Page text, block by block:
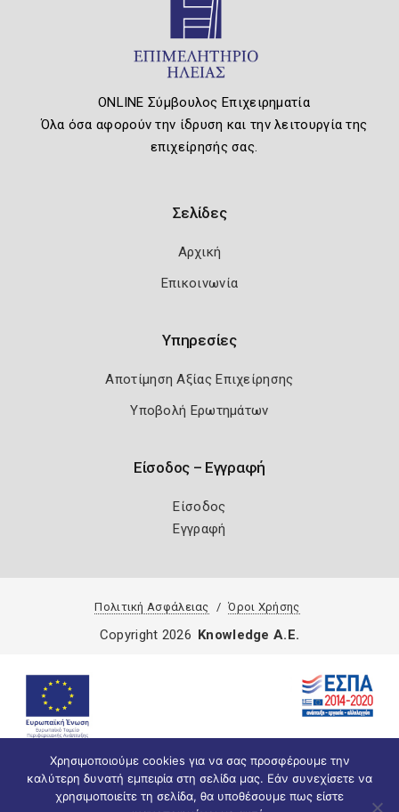
ONLINE Σύμβουλος Επιχειρηματία
Όλα όσα αφορούν την ίδρυση και την λειτουργία της
επιχείρησής σας.
Σελίδες
Αρχική
Επικοινωνία
Υπηρεσίες
Αποτίμηση Αξίας Επιχείρησης
Υποβολή Ερωτημάτων
Είσοδος – Εγγραφή
Είσοδος
Εγγραφή
Πολιτική Ασφάλειας Όροι Χρήσης
Χρησιμοποιούμε cookies για να σας προσφέρουμε την
καλύτερη δυνατή εμπειρία στη σελίδα μας. Εάν συνεχίσετε να
χρησιμοποιείτε τη σελίδα, θα υποθέσουμε πως είστε
Copyright 2026 Knowledge A.E.